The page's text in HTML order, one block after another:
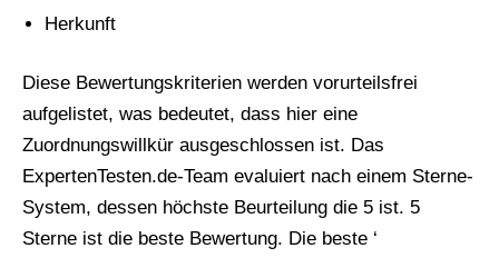
Herkunft
Diese Bewertungskriterien werden vorurteilsfrei
aufgelistet, was bedeutet, dass hier eine
Zuordnungswillkür ausgeschlossen ist. Das
ExpertenTesten.de-Team evaluiert nach einem Sterne-
System, dessen höchste Beurteilung die 5 ist. 5
Sterne ist die beste Bewertung. Die beste ‘